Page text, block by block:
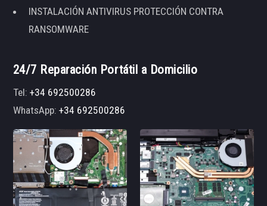
INSTALACIÓN ANTIVIRUS PROTECCIÓN CONTRA
RANSOMWARE
24/7 Reparación Portátil a Domicilio
Tel:+34 692500286
WhatsApp:+34 692500286